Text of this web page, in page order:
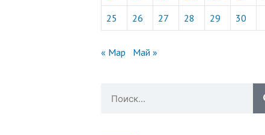
25 26 27 28 29 30
« Мар Май »